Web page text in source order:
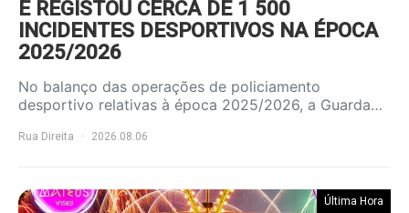
E REGISTOU CERCA DE 1 500
INCIDENTES DESPORTIVOS NA ÉPOCA
2025/2026
No balanço das operações de policiamento
desportivo relativas à época 2025/2026, a Guarda…
Rua Direita 2026.08.06
Última Hora